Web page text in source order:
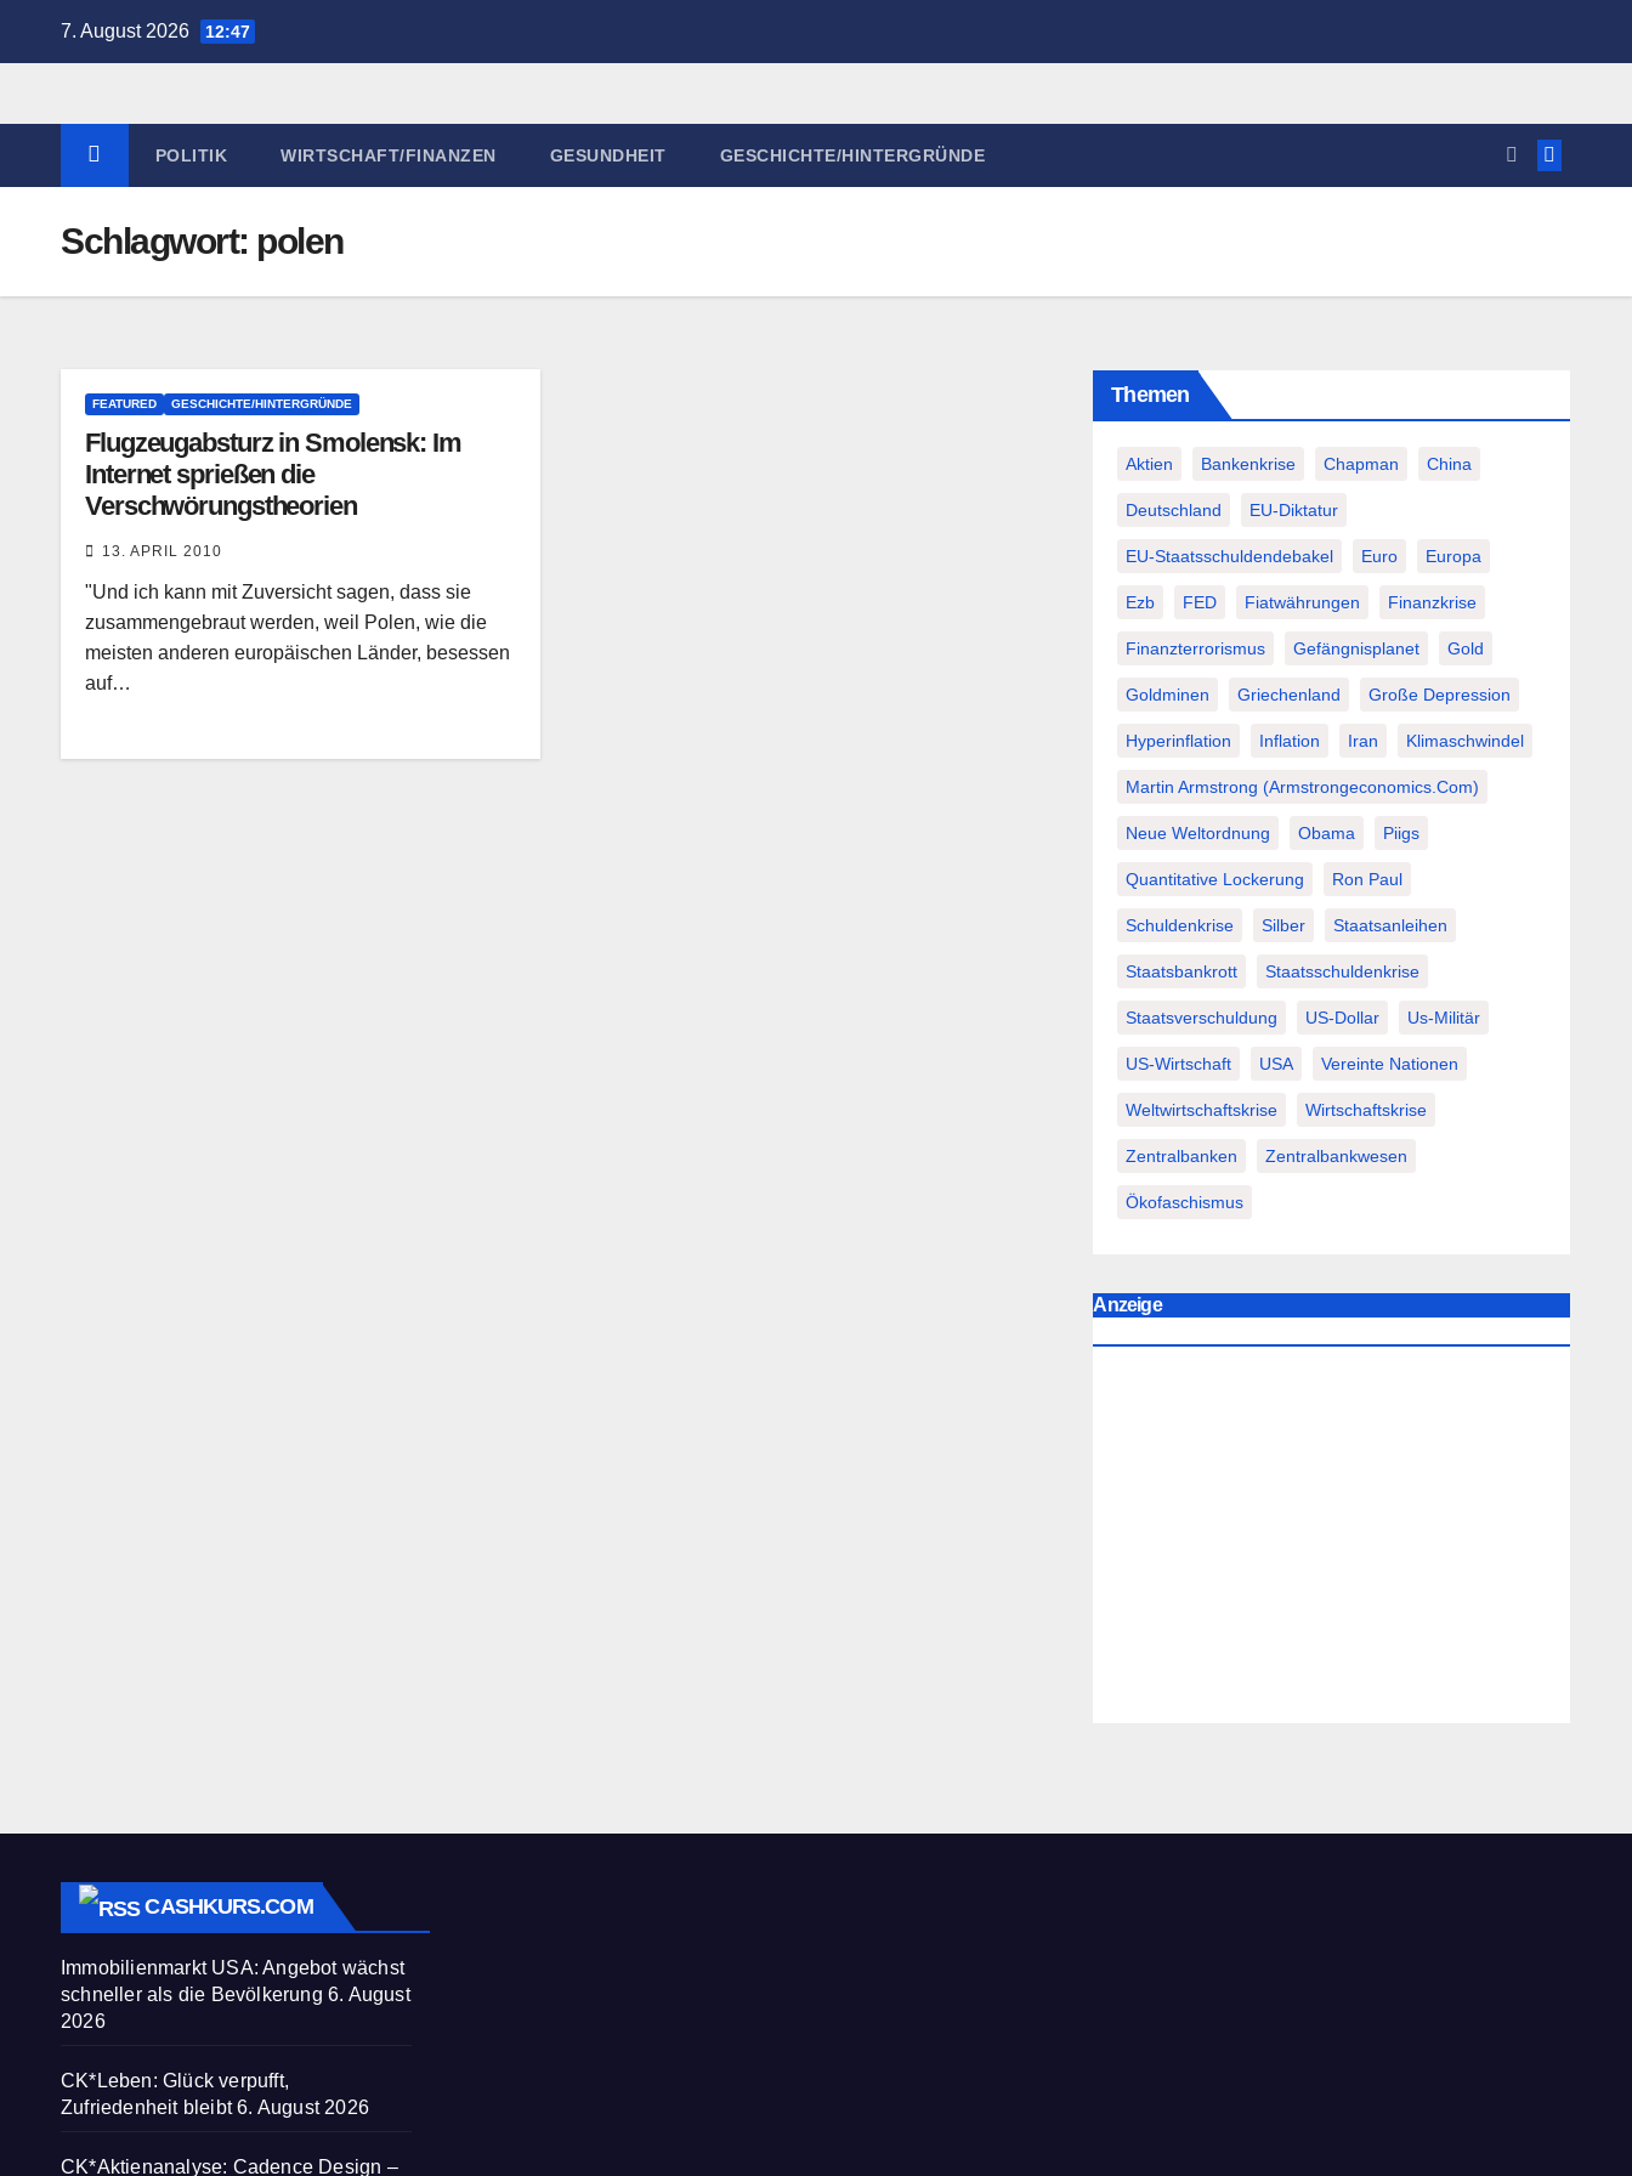
7. August 2026 12:47
POLITIK WIRTSCHAFT/FINANZEN GESUNDHEIT GESCHICHTE/HINTERGRÜNDE
Schlagwort: polen
FEATURED GESCHICHTE/HINTERGRÜNDE
Flugzeugabsturz in Smolensk: Im
Internet sprießen die
Verschwörungstheorien
13. APRIL 2010
"Und ich kann mit Zuversicht sagen, dass sie
zusammengebraut werden, weil Polen, wie die
meisten anderen europäischen Länder, besessen
auf…
Themen
Aktien Bankenkrise Chapman China
Deutschland EU-Diktatur
EU-Staatsschuldendebakel Euro Europa
Ezb FED Fiatwährungen Finanzkrise
Finanzterrorismus Gefängnisplanet Gold
Goldminen Griechenland Große Depression
Hyperinflation Inflation Iran Klimaschwindel
Martin Armstrong (Armstrongeconomics.com)
Neue Weltordnung Obama Piigs
Quantitative Lockerung Ron Paul
Schuldenkrise Silber Staatsanleihen
Staatsbankrott Staatsschuldenkrise
Staatsverschuldung US-Dollar Us-Militär
US-Wirtschaft USA Vereinte Nationen
Weltwirtschaftskrise Wirtschaftskrise
Zentralbanken Zentralbankwesen
Ökofaschismus
Anzeige
CASHKURS.COM
Immobilienmarkt USA: Angebot wächst
schneller als die Bevölkerung 6. August
2026
CK*Leben: Glück verpufft,
Zufriedenheit bleibt 6. August 2026
CK*Aktienanalyse: Cadence Design –